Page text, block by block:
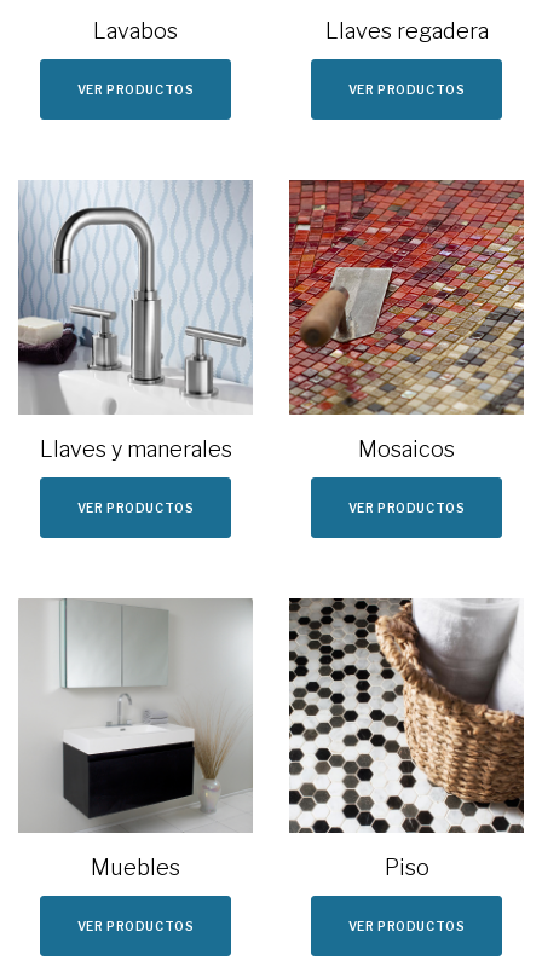
Lavabos
VER PRODUCTOS
Llaves regadera
VER PRODUCTOS
Llaves y manerales
VER PRODUCTOS
Mosaicos
VER PRODUCTOS
Muebles
VER PRODUCTOS
Piso
VER PRODUCTOS